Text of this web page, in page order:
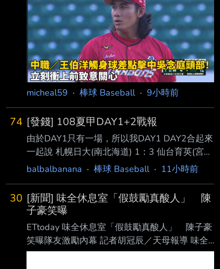
解決兩名打者 讓對方形成滿壘殘壘 --
micheal59 · 棒球 Baseball· 9小時前
74 [發錢] 108夏甲DAY1+2戰報
由於DAY1只有一場，所以我DAY1 DAY2合起來
一起說 札幌日大(南北海道) 1：3 仙台育英(宮
城) 仙台育英整場大概只出七成力就拿下札幌日
生了九次BB，整體跟地方大會的狀態略有差
別，但能很明顯感覺到對面對手確實實力有所
差距，就在這樣的狀況下，札幌日大也是很難做
出適當攻勢，尤其是第八第九局各兩次的 BB，
札幌日大還是沒法得到任何分數，只能說輸的不
balbalbanana · 棒球 Baseball· 11小時前
30 [新聞] 味全休息室「假鼓勵真酸人」 陳
子豪笑曝
ETtoday 味全休息室「假鼓勵真酸人」 陳子豪
笑曝隊友激勵內幕 記者胡冠辰／天母報導 味全
重砲陳子豪近期逐漸找回長打火力，5日面對統